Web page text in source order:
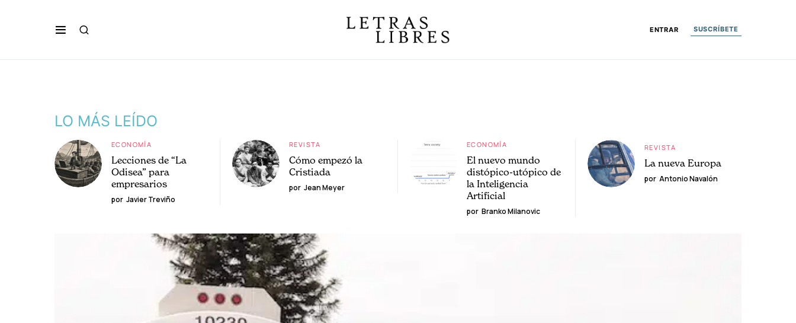
ENTRAR SUSCRÍBETE
LO MÁS LEÍDO
ECONOMÍA
Lecciones de “La
Odisea” para
empresarios
por Javier Treviño
REVISTA
Cómo empezó la
Cristiada
por Jean Meyer
ECONOMÍA
El nuevo mundo
distópico-utópico de
la Inteligencia
Artificial
por Branko Milanovic
REVISTA
La nueva Europa
por Antonio Navalón